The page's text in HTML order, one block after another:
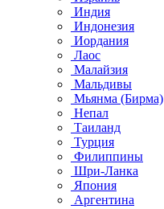
Индия
Индонезия
Иордания
Лаос
Малайзия
Мальдивы
Мьянма (Бирма)
Непал
Таиланд
Турция
Филиппины
Шри-Ланка
Япония
Аргентина